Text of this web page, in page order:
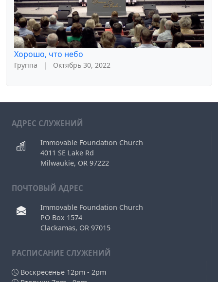
Хорошо, что небо
Группа | Октябрь 30, 2022
АДРЕС СЛУЖЕНИЙ
Immovable Foundation Church
4011 SE Lake Rd
Milwaukie, OR 97222
ПОЧТОВЫЙ АДРЕС
Immovable Foundation Church
PO Box 1574
Clackamas, OR 97015
РAСПИСАНИЕ СЛУЖЕНИЙ
Воскресенье 12pm - 2pm